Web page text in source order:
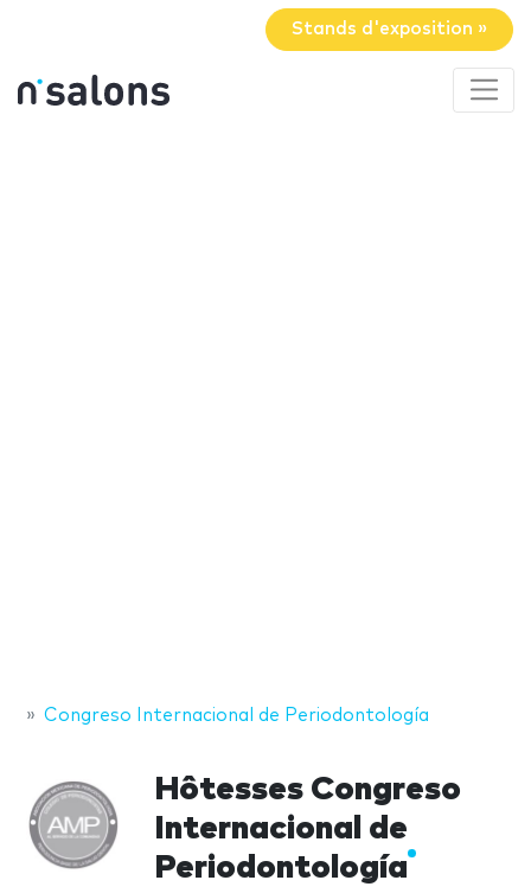
Stands d'exposition »
Congreso Internacional de Periodontología
Hôtesses Congreso
Internacional de
Periodontología